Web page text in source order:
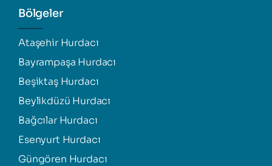
Bölgeler
Ataşehir Hurdacı
Bayrampaşa Hurdacı
Beşiktaş Hurdacı
Beylikdüzü Hurdacı
Bağcılar Hurdacı
Esenyurt Hurdacı
Güngören Hurdacı